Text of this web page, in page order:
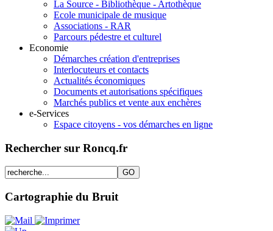
La Source - Bibliothèque - Artothèque
Ecole municipale de musique
Associations - RAR
Parcours pédestre et culturel
Economie
Démarches création d'entreprises
Interlocuteurs et contacts
Actualités économiques
Documents et autorisations spécifiques
Marchés publics et vente aux enchères
e-Services
Espace citoyens - vos démarches en ligne
Rechercher sur Roncq.fr
Cartographie du Bruit